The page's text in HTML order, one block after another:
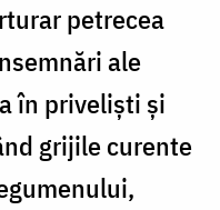
petrecea
ale
în priveliști și
grijile curente